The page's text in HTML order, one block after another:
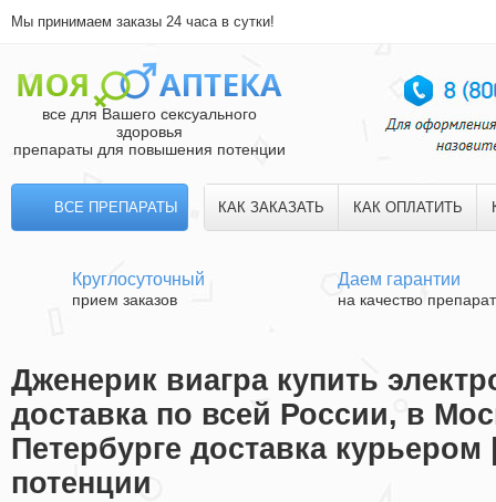
Мы принимаем заказы 24 часа в сутки!
все для Вашего сексуального
здоровья
препараты для повышения потенции
ВСЕ ПРЕПАРАТЫ КАК ЗАКАЗАТЬ КАК ОПЛАТИТЬ
Круглосуточный
прием заказов
Даем гарантии
на качество
Дженерик виагра купить
доставка по всей России, в
Петербурге доставка курьером
потенции